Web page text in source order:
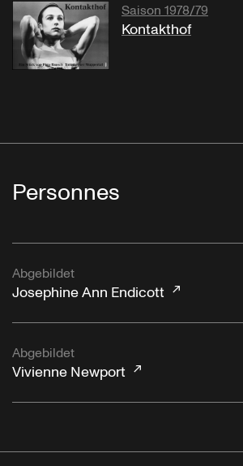
Saison 1978/79
Kontakthof
Personnes
Abgebildet
Josephine Ann Endicott
Abgebildet
Vivienne Newport